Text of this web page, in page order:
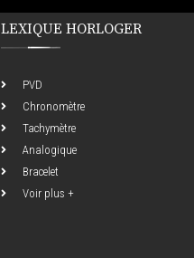
LEXIQUE HORLOGER
PVD
Chronomètre
Tachymètre
Analogique
Bracelet
Voir plus +